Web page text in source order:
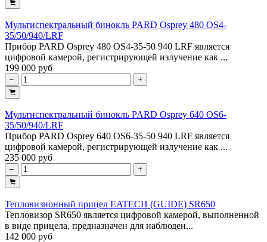
Мультиспектральный бинокль PARD Osprey 480 OS4-
35/50/940/LRF
Прибор PARD Osprey 480 OS4-35-50 940 LRF является
цифровой камерой, регистрирующей излучение как ...
199 000 руб
Мультиспектральный бинокль PARD Osprey 640 OS6-
35/50/940/LRF
Прибор PARD Osprey 640 OS6-35-50 940 LRF является
цифровой камерой, регистрирующей излучение как ...
235 000 руб
Тепловизионный прицел EATECH (GUIDE) SR650
Тепловизор SR650 является цифровой камерой, выполненной
в виде прицела, предназначен для наблюден...
142 000 руб